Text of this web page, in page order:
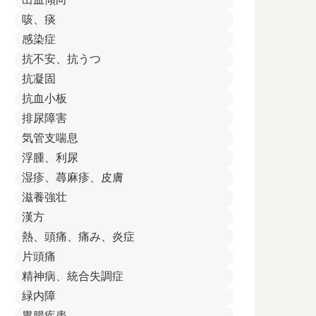
咳、痰
感染症
抗不安、抗うつ
抗凝固
抗血小板
排尿障害
気管支喘息
浮腫、利尿
湿疹、蕁麻疹、皮膚
滋養強壮
漢方
熱、頭痛、痛み、炎症
片頭痛
精神病、統合失調症
緑内障